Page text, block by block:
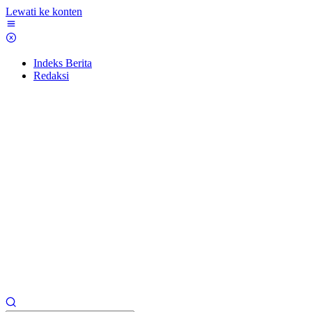
Lewati ke konten
Indeks Berita
Redaksi